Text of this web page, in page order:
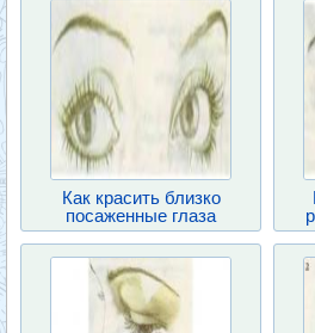
Как красить близко
посаженные глаза